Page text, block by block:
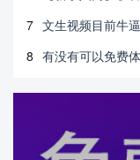
7 文生视频目前牛
8 有没有可以免费